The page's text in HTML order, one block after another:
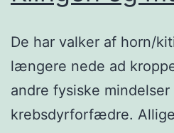
De har valker af horn/
længere nede ad
andre fysiske mindelser
krebsdyrforfædre.